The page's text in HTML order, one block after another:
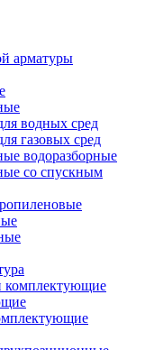
арматуры
водных сред
газовых сред
водоразборные
со спускным
комплектующие